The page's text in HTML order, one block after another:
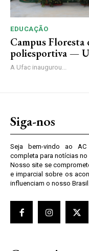
EDUCAÇÃO
Campus Floresta
poliesportiva —
A Ufac inaugurou...
Siga-nos
Seja bem-vindo ao AC
completa para notícias no
Nosso site se
e imparcial sobre os
influenciam o nosso Brasil.